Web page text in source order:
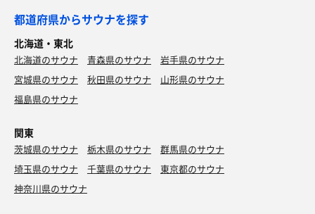
都道府県からサウナを探す
北海道・東北
北海道のサウナ 青森県のサウナ
岩手県のサウナ
宮城県のサウナ
秋田県のサウナ
山形県のサウナ
福島県のサウナ
関東
茨城県のサウナ 栃木県のサウナ
群馬県のサウナ
埼玉県のサウナ
千葉県のサウナ
東京都のサウナ
神奈川県のサウナ